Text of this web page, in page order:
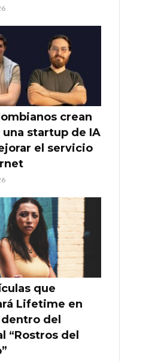
crean
una startup de IA
el servicio
que
Lifetime en
del
“Rostros del